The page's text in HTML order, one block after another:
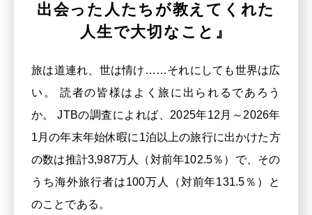
出会った人たちが教えてくれた
人生で大切なこと』
旅は道連れ、世は情け……それにしても世界は広
い。 読者の皆様はよく旅に出られるであろう
か。 JTBの調査によれば、2025年12月～2026年
1月の年末年始休暇に1泊以上の旅行に出かけた方
の数は推計3,987万人（対前年102.5％）で、その
うち海外旅行者は100万人（対前年131.5％）と
のことである。